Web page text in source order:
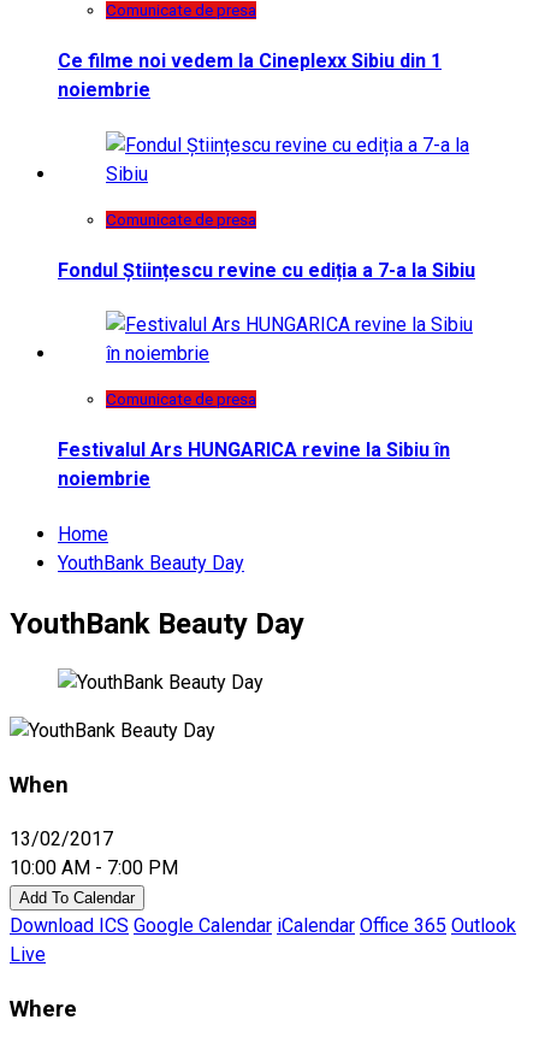
Comunicate de presa
Ce filme noi vedem la Cineplexx Sibiu din 1
noiembrie
Comunicate de presa
Fondul Științescu revine cu ediția a 7-a la Sibiu
Comunicate de presa
Festivalul Ars HUNGARICA revine la Sibiu în
noiembrie
Home
YouthBank Beauty Day
YouthBank Beauty Day
When
13/02/2017
10:00 AM - 7:00 PM
Add To Calendar
Download ICS Google Calendar iCalendar Office 365 Outlook
Live
Where